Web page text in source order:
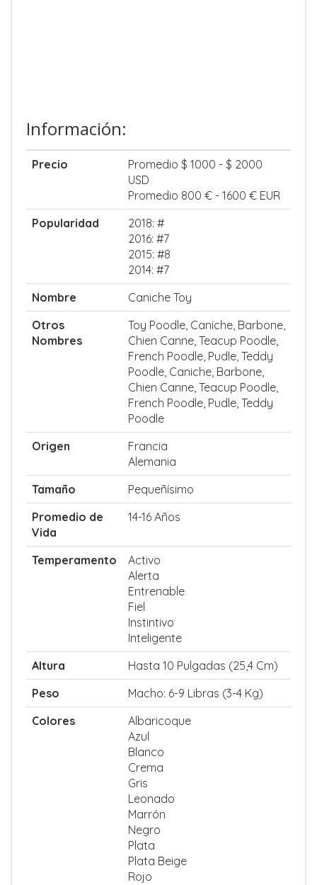
Información:
Precio
Promedio $ 1000 - $ 2000
USD
Promedio 800 € - 1600 € EUR
Popularidad
2018: #
2016: #7
2015: #8
2014: #7
Nombre
Caniche Toy
Otros
Nombres
Toy Poodle, Caniche, Barbone,
Chien Canne, Teacup Poodle,
French Poodle, Pudle, Teddy
Poodle, Caniche, Barbone,
Chien Canne, Teacup Poodle,
French Poodle, Pudle, Teddy
Poodle
Origen
Francia
Alemania
Tamaño
Pequeñísimo
Promedio de
Vida
14-16 Años
Temperamento
Activo
Alerta
Entrenable
Fiel
Instintivo
Inteligente
Altura
Hasta 10 Pulgadas (25,4 Cm)
Peso
Macho: 6-9 Libras (3-4 Kg)
Colores
Albaricoque
Azul
Blanco
Crema
Gris
Leonado
Marrón
Negro
Plata
Plata Beige
Rojo